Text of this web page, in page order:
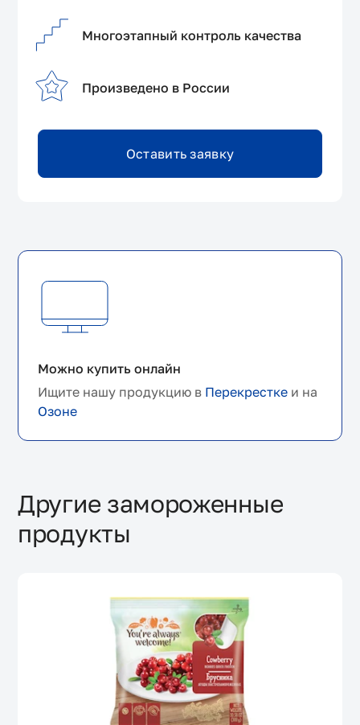
Многоэтапный контроль качества
Произведено в России
Оставить заявку
Можно купить онлайн
Ищите нашу продукцию в Перекрестке и на
Озоне
Другие замороженные
продукты